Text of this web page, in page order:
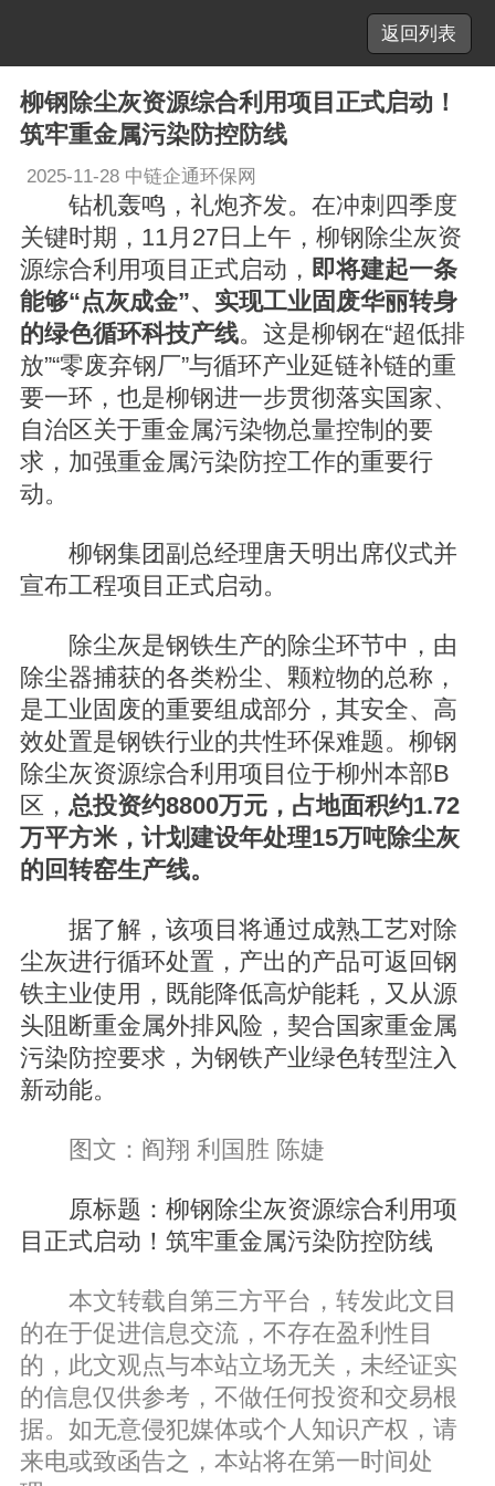
返回列表
柳钢除尘灰资源综合利用项目正式启动！
筑牢重金属污染防控防线
2025-11-28 中链企通环保网
钻机轰鸣，礼炮齐发。在冲刺四季度
关键时期，11月27日上午，柳钢除尘灰资
源综合利用项目正式启动， 即将建起一条
能够“点灰成金”、实现工业固废华丽转身
的绿色循环科技产线。这是柳钢在“超低排
放”“零废弃钢厂”与循环产业延链补链的重
要一环，也是柳钢进一步贯彻落实国家、
自治区关于重金属污染物总量控制的要
求，加强重金属污染防控工作的重要行
动。
柳钢集团副总经理唐天明出席仪式并
宣布工程项目正式启动。
除尘灰是钢铁生产的除尘环节中，由
除尘器捕获的各类粉尘、颗粒物的总称，
是工业固废的重要组成部分，其安全、高
效处置是钢铁行业的共性环保难题。柳钢
除尘灰资源综合利用项目位于柳州本部B
区， 总投资约8800万元，占地面积约1.72
万平方米，计划建设年处理15万吨除尘灰
的回转窑生产线。
据了解，该项目将通过成熟工艺对除
尘灰进行循环处置，产出的产品可返回钢
铁主业使用，既能降低高炉能耗，又从源
头阻断重金属外排风险，契合国家重金属
污染防控要求，为钢铁产业绿色转型注入
新动能。
图文：阎翔 利国胜 陈婕
原标题：柳钢除尘灰资源综合利用项
目正式启动！筑牢重金属污染防控防线
本文转载自第三方平台，转发此文目
的在于促进信息交流，不存在盈利性目
的，此文观点与本站立场无关，未经证实
的信息仅供参考，不做任何投资和交易根
据。如无意侵犯媒体或个人知识产权，请
来电或致函告之，本站将在第一时间处